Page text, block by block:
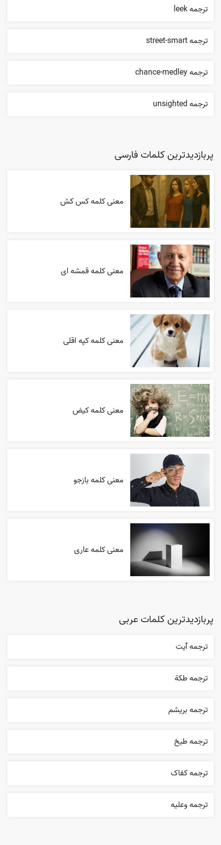
ترجمه leek
ترجمه street-smart
ترجمه chance-medley
ترجمه unsighted
پربازدیدترین کلمات فارسی
معنی کلمه کس کش
معنی کلمه قمشه ای
معنی کلمه کپه اقلی
معنی کلمه کیض
معنی کلمه بازجو
معنی کلمه عاری
پربازدیدترین کلمات عربی
ترجمه ٱیت
ترجمه طکة
ترجمه بریشم
ترجمه طيخ
ترجمه کفاک
ترجمه وعليه